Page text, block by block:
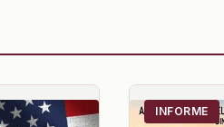
INFORME